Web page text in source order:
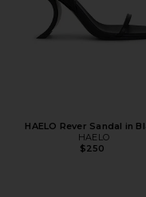
HAELO Rever Sandal in
HAELO
$250